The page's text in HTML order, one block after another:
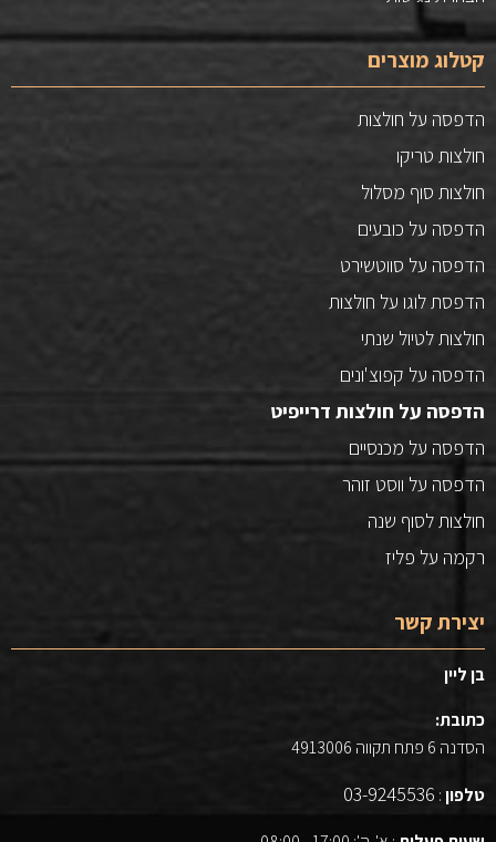
קטלוג מוצרים
הדפסה על חולצות
חולצות טריקו
חולצות סוף מסלול
הדפסה על כובעים
הדפסה על סווטשירט
הדפסת לוגו על חולצות
חולצות לטיול שנתי
הדפסה על קפוצ'ונים
הדפסה על חולצות דרייפיט
הדפסה על מכנסיים
הדפסה על ווסט זוהר
חולצות לסוף שנה
רקמה על פליז
יצירת קשר
בן ליין
כתובת:
הסדנה 6 פתח תקווה 4913006
טלפון:
03-9245536